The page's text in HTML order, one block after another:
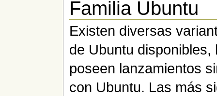
Familia Ubuntu
Existen diversas
de Ubuntu disponibles,
poseen lanzamientos
con Ubuntu. Las más